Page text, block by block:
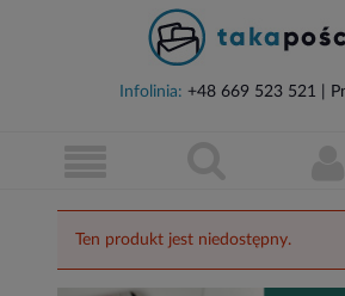
Infolinia: +48 669 523 521 |
Ten produkt jest niedostępny.